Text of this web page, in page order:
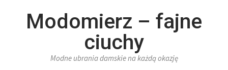
Modomierz – fajne
ciuchy
Modne ubrania damskie na każdą okazję